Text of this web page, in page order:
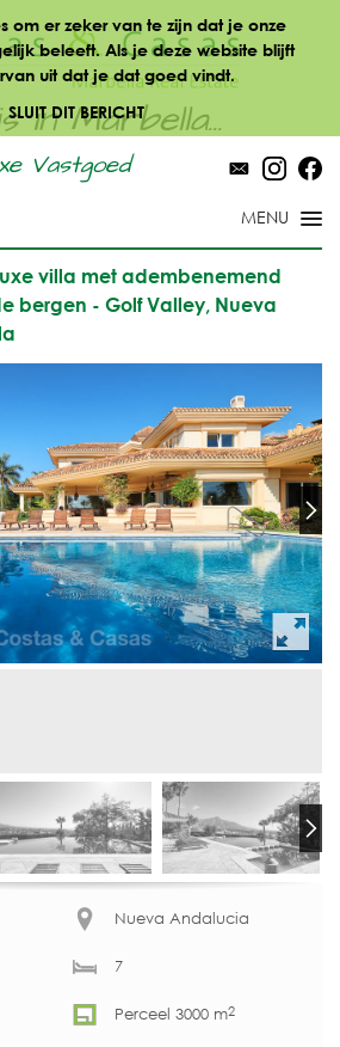
om er zeker van te zijn dat je onze
beleeft. Als je deze website blijft
uit dat je dat goed vindt.
SLUIT DIT BERICHT
in Marbella...
Vastgoed
villa met adembenemend
bergen - Golf Valley, Nueva
Nueva Andalucia
7
Perceel 3000 m2